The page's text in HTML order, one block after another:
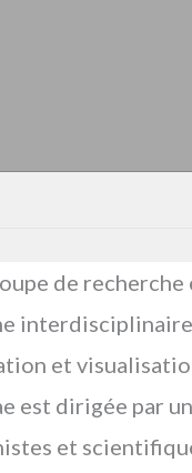
de
et
est dirigée par
et